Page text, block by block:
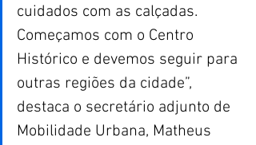
cuidados com as calçadas.
Começamos com o Centro
Histórico e devemos seguir para
outras regiões da cidade”,
destaca o secretário adjunto de
Mobilidade Urbana, Matheus